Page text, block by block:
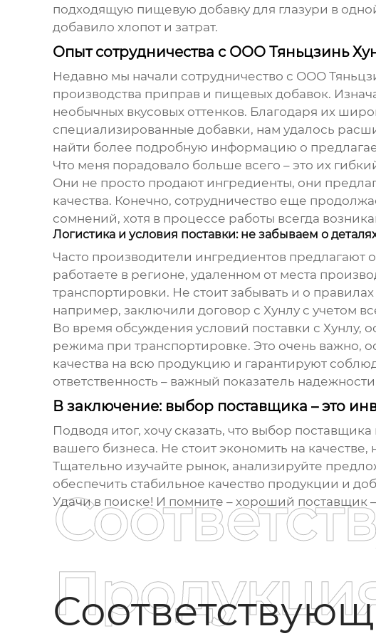
подходящую пищевую добавку для глазури в
добавило хлопот и затрат.
Опыт сотрудничества с ООО Тяньцзинь
Недавно мы начали сотрудничество с ООО
производства приправ и пищевых добавок.
необычных вкусовых оттенков. Благодаря их
специализированные добавки, нам удалось
найти более подробную информацию о
Что меня порадовало больше всего – это их
Они не просто продают ингредиенты, они
качества. Конечно, сотрудничество еще
сомнений, хотя в процессе работы всегда
Логистика и условия поставки: не забываем о
Часто производители ингредиентовпредлагают
работаете в регионе, удаленном от места
транспортировки. Не стоит забывать и о
например, заключили договор с Хунлу с учетом
Во время обсуждения условий поставки с Хунлу,
режима при транспортировке. Это очень важно,
качества на всю продукцию и гарантируют
ответственность – важный показатель
В заключение: выбор поставщика – это
Подводя итог, хочу сказать, что выбор поставщика
вашего бизнеса. Не стоит экономить на качестве,
Тщательно изучайте рынок, анализируйте
обеспечить стабильное качество продукции и
Удачи в поиске! И помните – хороший поставщик